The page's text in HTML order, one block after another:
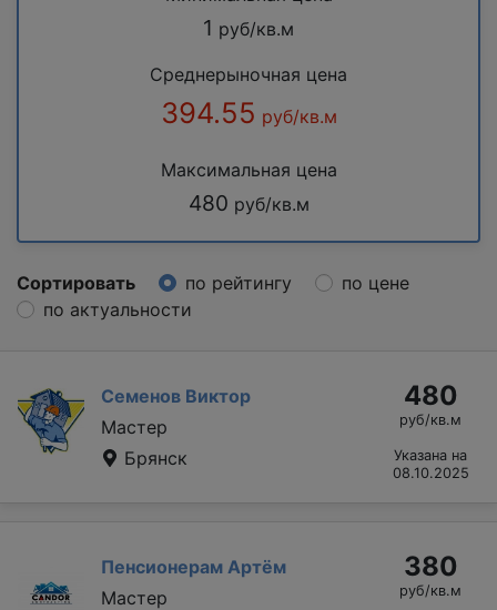
1 руб/кв.м
Среднерыночная цена
394.55 руб/кв.м
Максимальная цена
480 руб/кв.м
Сортировать по рейтингу
по цене
по актуальности
Семенов Виктор
Мастер
Брянск
480
руб/кв.м
Указана на
08.10.2025
Пенсионерам Артём
Мастер
380
руб/кв.м